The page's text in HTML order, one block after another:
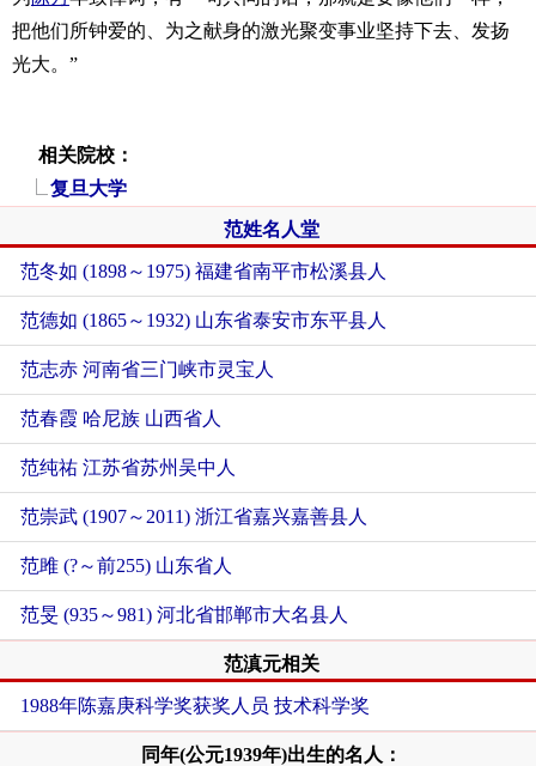
把他们所钟爱的、为之献身的激光聚变事业坚持下去、发扬
光大。”
相关院校：
复旦大学
范姓名人堂
范冬如 (1898～1975) 福建省南平市松溪县人
范德如 (1865～1932) 山东省泰安市东平县人
范志赤 河南省三门峡市灵宝人
范春霞 哈尼族 山西省人
范纯祐 江苏省苏州吴中人
范崇武 (1907～2011) 浙江省嘉兴嘉善县人
范雎 (?～前255) 山东省人
范旻 (935～981) 河北省邯郸市大名县人
范滇元相关
1988年陈嘉庚科学奖获奖人员 技术科学奖
同年(公元1939年)出生的名人：